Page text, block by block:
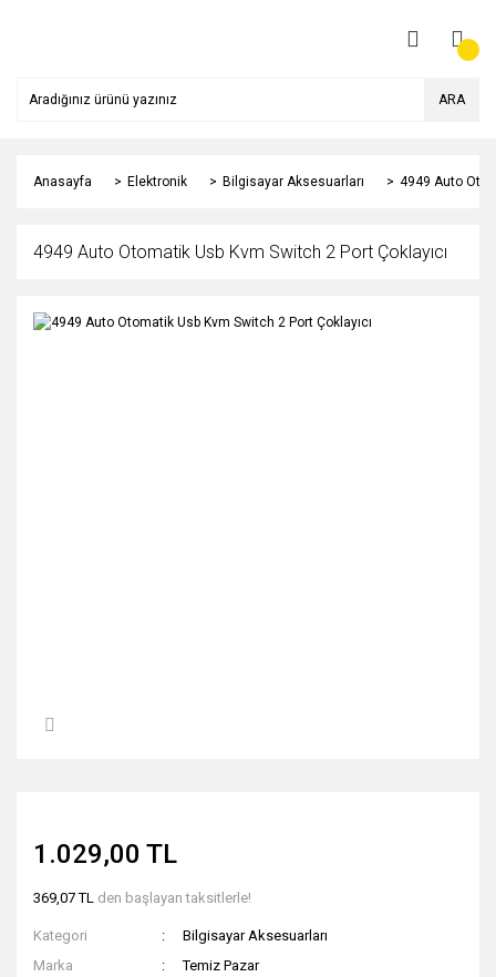
ARA
Anasayfa Elektronik Bilgisayar Aksesuarları 4949 Auto
4949 Auto Otomatik Usb Kvm Switch 2 Port Çoklayıcı
1.029,00 TL
369,07 TL den başlayan taksitlerle!
Kategori
Bilgisayar Aksesuarları
Marka
Temiz Pazar